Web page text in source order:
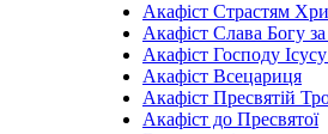
Акафіст Страстям
Акафіст Слава Богу за
Акафіст Господу
Акафіст Всецариця
Акафіст Пресвятій
Акафіст до Пресвятої